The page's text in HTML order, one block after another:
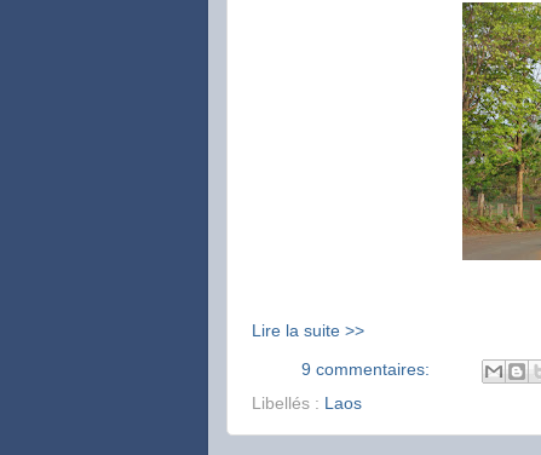
Lire la suite >>
9 commentaires:
Libellés :
Laos